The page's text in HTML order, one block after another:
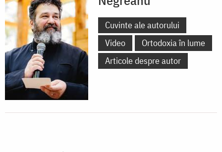
Cuvinte ale autorului
Video
Ortodoxia în lume
Articole despre autor